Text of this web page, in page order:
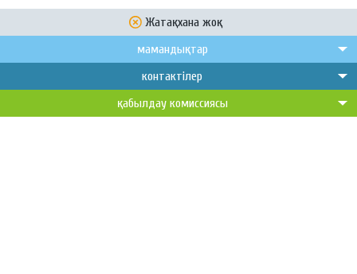
Жатақхана жоқ
мамандықтар
контактілер
қабылдау комиссиясы